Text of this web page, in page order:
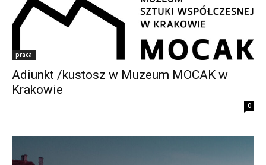
praca
Adiunkt /kustosz w Muzeum MOCAK w
Krakowie
0